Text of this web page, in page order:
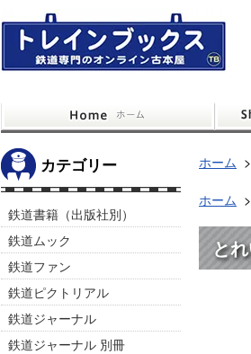
カテゴリー
鉄道書籍（出版社別）
鉄道ムック
鉄道ファン
鉄道ピクトリアル
鉄道ジャーナル
鉄道ジャーナル 別冊
ホーム >
ホーム >
と